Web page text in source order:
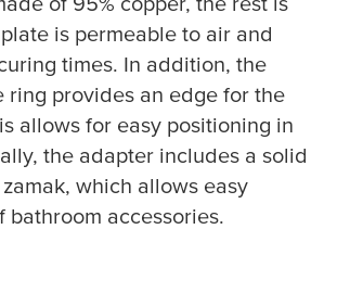
is permeable to air and
times. In addition, the
ring provides an edge for the
allows for easy positioning in
the adapter includes a solid
which allows easy
bathroom accessories.